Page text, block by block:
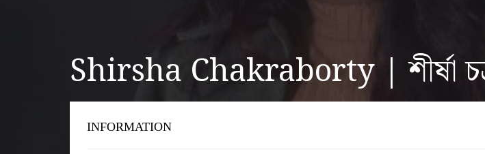
Shirsha Chakraborty | শীর্ষা
INFORMATION